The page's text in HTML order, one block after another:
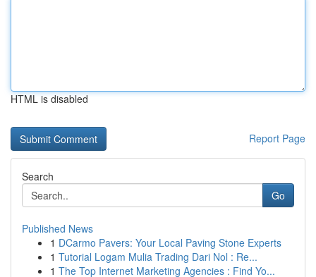
HTML is disabled
Report Page
Search
Go
Published News
1 DCarmo Pavers: Your Local Paving Stone Experts
1 Tutorial Logam Mulia Trading Dari Nol : Re...
1 The Top Internet Marketing Agencies : Find Yo...